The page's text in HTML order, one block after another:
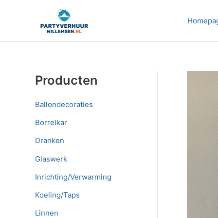
inhoud
Producten
Ballondecoraties
Borrelkar
Dranken
Glaswerk
Inrichting/Verwarming
Koeling/Taps
Linnen